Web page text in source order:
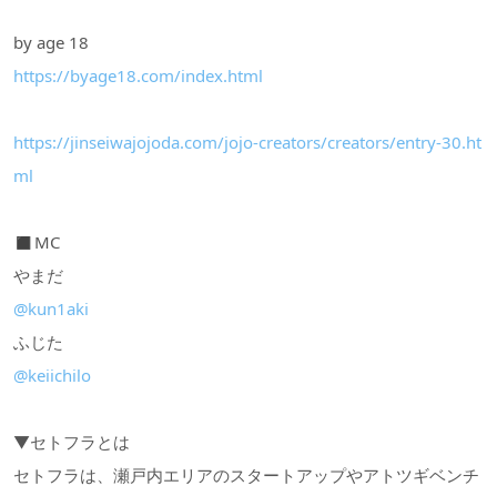
by age 18
https://byage18.com/index.html
https://jinseiwajojoda.com/jojo-creators/creators/entry-30.ht
ml
◼︎MC
やまだ
@kun1aki
ふじた
@keiichilo
▼セトフラとは
セトフラは、瀬戸内エリアのスタートアップやアトツギベンチ